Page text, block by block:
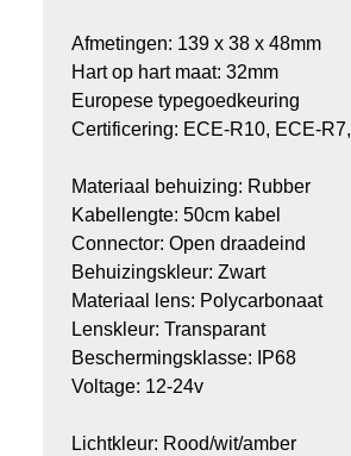
Afmetingen: 139 x 38 x 48mm
Hart op hart maat: 32mm
Europese typegoedkeuring
Certificering: ECE-R10, ECE-
Materiaal behuizing: Rubber
Kabellengte: 50cm kabel
Connector: Open draadeind
Behuizingskleur: Zwart
Materiaal lens: Polycarbonaat
Lenskleur: Transparant
Beschermingsklasse: IP68
Voltage: 12-24v
Lichtkleur: Rood/wit/amber